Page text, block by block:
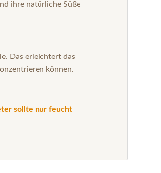
ihre natürliche Süße
Das erleichtert das
können.
sollte nur feucht